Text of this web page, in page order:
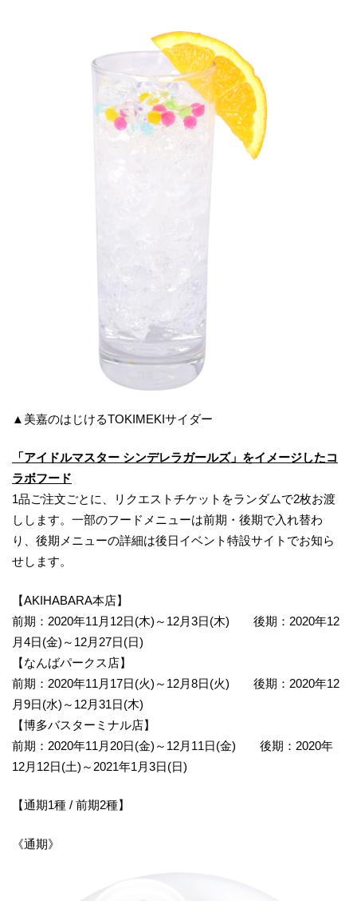
▲美嘉のはじけるTOKIMEKIサイダー
「アイドルマスター シンデレラガールズ」 をイメージしたコ
ラボフード
1品ご注文ごとに、リクエストチケットをランダムで2枚お渡
しします。一部のフードメニューは前期・後期で入れ替わ
り、後期メニューの詳細は後日イベント特設サイトでお知ら
せします。
【AKIHABARA本店】
前期：2020年11月12日(木)～12月3日(木) 後期：2020年12
月4日(金)～12月27日(日)
【なんばパークス店】
前期：2020年11月17日(火)～12月8日(火) 後期：2020年12
月9日(水)～12月31日(木)
【博多バスターミナル店】
前期：2020年11月20日(金)～12月11日(金) 後期：2020年
12月12日(土)～2021年1月3日(日)
【通期1種 / 前期2種】
《通期》